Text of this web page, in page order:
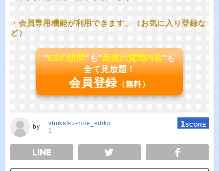
・会員専用機能が利用できます。（お気に入り登録な
ど）
"ESの設問"も"面接の質問内容"も
全て見放題！
会員登録 （無料）
by
shukatsu-note_editor
1
1SCORE
TWEET